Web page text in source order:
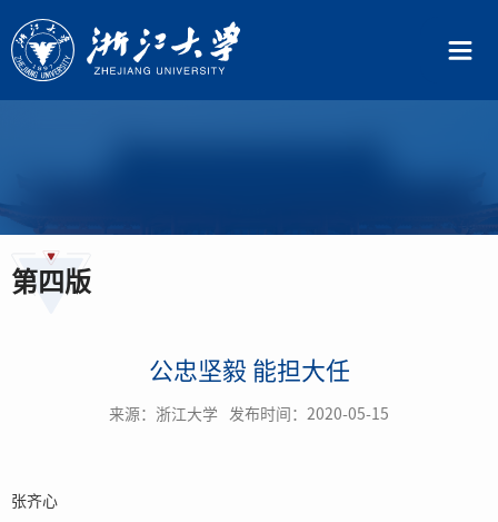
第四版
公忠坚毅 能担大任
来源： 浙江大学 发布时间： 2020-05-15
张齐心